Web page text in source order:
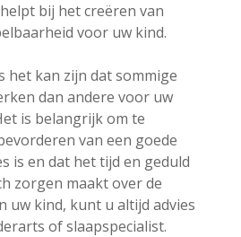
bij het creëren van
voor uw kind.
het kan zijn dat sommige
dan andere voor uw
is belangrijk om te
van een goede
is en dat het tijd en geduld
zorgen maakt over de
uw kind, kunt u altijd advies
of slaapspecialist.